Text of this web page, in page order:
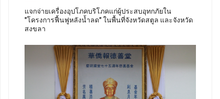
แจกจ่ายเครื่องอุปโภคบริโภคแก่ผู้ประสบอุทกภัยใน
"โครงการฟื้นฟูหลังน้ำลด" ในพื้นที่จังหวัดสตูล และจังหวัด
สงขลา